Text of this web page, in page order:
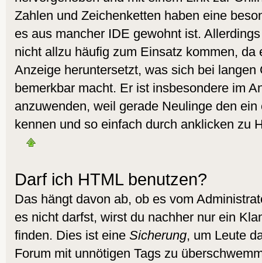
Zahlen und Zeichenketten haben eine
es aus mancher IDE gewohnt ist.
nicht allzu häufig zum Einsatz kommen, da
Anzeige heruntersetzt, was sich bei langen
bemerkbar macht. Er ist insbesondere im
anzuwenden, weil gerade Neulinge den
kennen und so einfach durch anklicken zu
Darf ich HTML benutzen?
Das hängt davon ab, ob es vom
es nicht darfst, wirst du nachher nur ein
finden. Dies ist eine Sicherung, um Leute
Forum mit unnötigen Tags zu